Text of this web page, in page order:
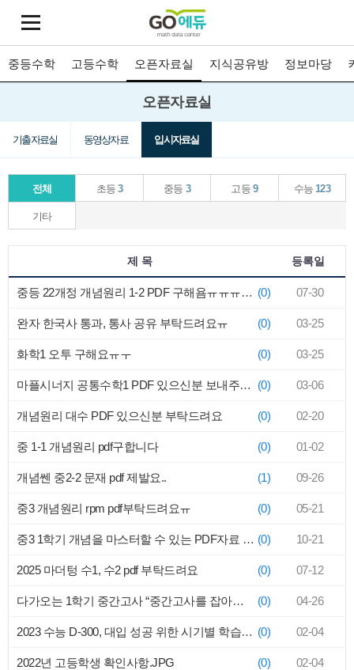
중등수학 고등수학 오픈자료실 지식공유방 정보마당
오픈자료실
기출자료실 동영상자료 입시자료실
전체 초등3 중등 3 고등9 수능 123
기타
제 목 등록일
중등 22개정 개념원리 1-2 PDF 구해욤ㅠㅠㅠㅠ (0) 07-30
완자 한국사 통과, 통사 공유 부탁드려요ㅠ (0) 03-25
화학1 오투 구해요ㅠㅜ (0) 03-25
마플시너지 공통수학1 PDF 있으신분 보내주세요 (0) 03-06
개념원리 대수 PDF 있으신분 부탁드려요 (0) 02-20
중 1-1 개념원리 pdf구합니다 (0) 01-02
개념쎈 중2-2 문재 pdf 제발요.. (1) 09-26
중3 개념원리 rpm pdf부탁드려요ㅠ (0) 05-21
중3 1학기 개념을 마스터할 수 있는 PDF자료 좀 주세요 ㅜㅜ (0) 10-21
2025 마더텅 수1, 수2 pdf 부탁드려요 (0) 07-12
다가오는 1학기 중간고사 “중간고사를 잡아야 대입이 보인다” (0) 04-26
2023 수능 D-300, 대입 성공 위한 시기별 학습 및 입시전략 (0) 02-04
2022년 고등학생 확인사항.JPG (0) 02-04